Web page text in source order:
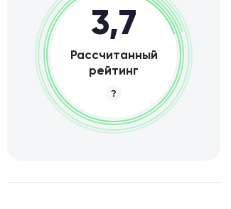
3,7
Рассчитанный
рейтинг